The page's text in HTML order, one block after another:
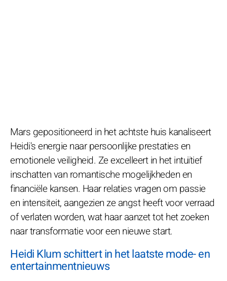
Mars gepositioneerd in het achtste huis kanaliseert
Heidi's energie naar persoonlijke prestaties en
emotionele veiligheid. Ze excelleert in het intuïtief
inschatten van romantische mogelijkheden en
financiële kansen. Haar relaties vragen om passie
en intensiteit, aangezien ze angst heeft voor verraad
of verlaten worden, wat haar aanzet tot het zoeken
naar transformatie voor een nieuwe start.
Heidi Klum schittert in het laatste mode- en
entertainmentnieuws